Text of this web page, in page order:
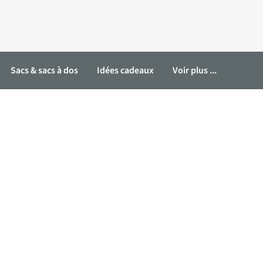
Sacs & sacs à dos Idées cadeaux Voir plus ...